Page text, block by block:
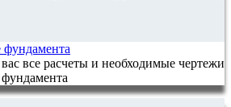
все расчеты и необходимые чертежи